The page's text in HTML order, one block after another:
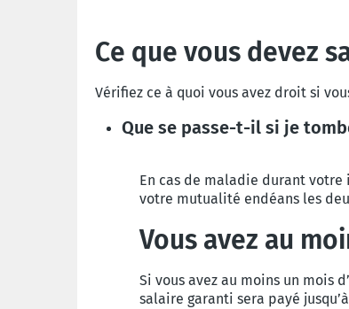
Ce que vous devez
Vérifiez ce à quoi vous avez droit si
Que se passe-t-il si je
En cas de maladie durant
votre mutualité endéans les
Vous avez au
Si vous avez au moins un mois
salaire garanti sera payé